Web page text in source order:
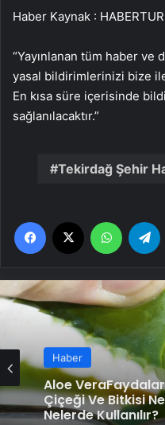
Haber Kaynak :
“Yayınlanan tüm haber
yasal bildirimlerinizi bize
En kısa süre içerisinde
sağlanılacaktır.”
Tekirdağ Şehir
Facebook WhatsApp
Haber
Haber
Bir avuç dutun 9
deposu dutun
şaşırtacak!